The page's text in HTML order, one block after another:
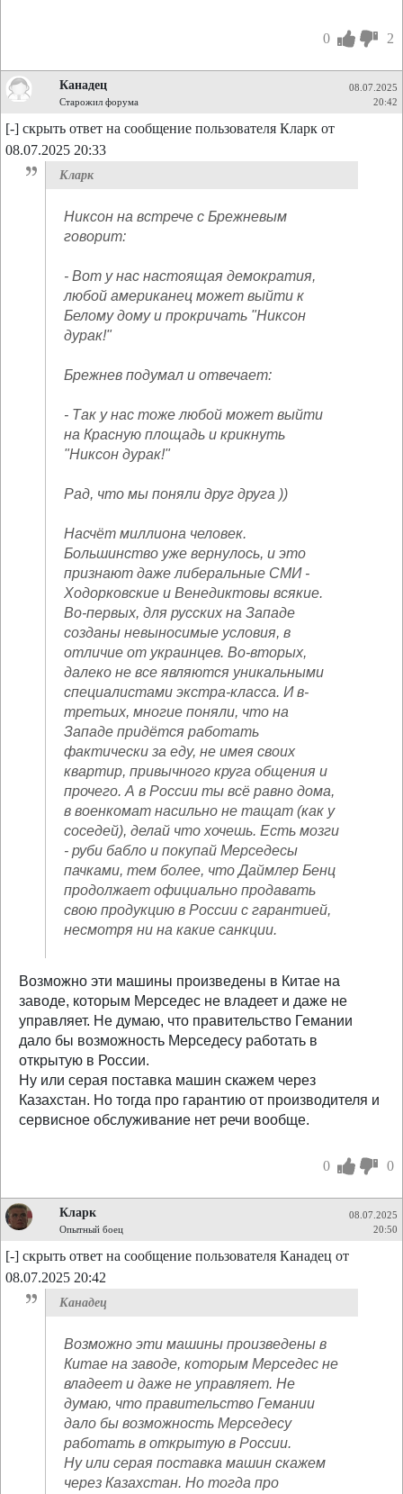
0 2
Канадец
Старожил форума
08.07.2025
20:42
[-] скрыть ответ на сообщение пользователя Кларк от
08.07.2025 20:33
Кларк
Никсон на встрече с Брежневым
говорит:
- Вот у нас настоящая демократия,
любой американец может выйти к
Белому дому и прокричать "Никсон
дурак!"
Брежнев подумал и отвечает:
- Так у нас тоже любой может выйти
на Красную площадь и крикнуть
"Никсон дурак!"
Рад, что мы поняли друг друга ))
Насчёт миллиона человек.
Большинство уже вернулось, и это
признают даже либеральные СМИ -
Ходорковские и Венедиктовы всякие.
Во-первых, для русских на Западе
созданы невыносимые условия, в
отличие от украинцев. Во-вторых,
далеко не все являются уникальными
специалистами экстра-класса. И в-
третьих, многие поняли, что на
Западе придётся работать
фактически за еду, не имея своих
квартир, привычного круга общения и
прочего. А в России ты всё равно дома,
в военкомат насильно не тащат (как у
соседей), делай что хочешь. Есть мозги
- руби бабло и покупай Мерседесы
пачками, тем более, что Даймлер Бенц
продолжает официально продавать
свою продукцию в России с гарантией,
несмотря ни на какие санкции.
Возможно эти машины произведены в Китае на
заводе, которым Мерседес не владеет и даже не
управляет. Не думаю, что правительство Гемании
дало бы возможность Мерседесу работать в
открытую в России.
Ну или серая поставка машин скажем через
Казахстан. Но тогда про гарантию от производителя и
сервисное обслуживание нет речи вообще.
0 0
Кларк
Опытный боец
08.07.2025
20:50
[-] скрыть ответ на сообщение пользователя Канадец от
08.07.2025 20:42
Канадец
Возможно эти машины произведены в
Китае на заводе, которым Мерседес не
владеет и даже не управляет. Не
думаю, что правительство Гемании
дало бы возможность Мерседесу
работать в открытую в России.
Ну или серая поставка машин скажем
через Казахстан. Но тогда про